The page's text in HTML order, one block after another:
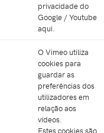
privacidade do
Google / Youtube
aqui
O Vimeo utiliza
cookies para
guardar as
preferências dos
utilizadores em
relação aos
vídeos.
Estes cookies são